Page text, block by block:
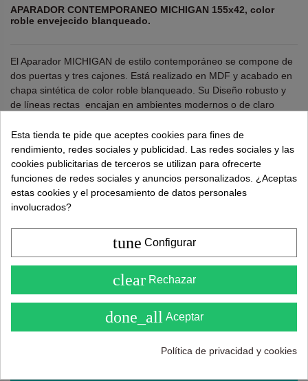
APARADOR CONTEMPORANEO MICHIGAN 155x42, color
roble envejecido blanqueado.
El Aparador MICHIGAN de estilo contemporáneo se compone de
dos puertas y tres cajones. Está realizado en MDF y acabado en
chapa sintética de color roble blanqueado. Su Diseño robusto y
de líneas rectas encajan en ambientes modernos o de claro
Requiere Montaje.
Altura: 85 cm. Ancho:155cm. Profundo:42cm.
¿Necesitas ayuda?
418,00 €
Esta tienda te pide que aceptes cookies para fines de
rendimiento, redes sociales y publicidad. Las redes sociales y las
cookies publicitarias de terceros se utilizan para ofrecerte
funciones de redes sociales y anuncios personalizados. ¿Aceptas
estas cookies y el procesamiento de datos personales
involucrados?
tune Configurar
clear Rechazar
done_all Aceptar
Política de privacidad y cookies